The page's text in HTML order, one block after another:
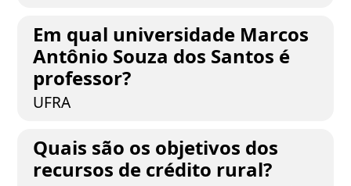
Em qual universidade Marcos
Antônio Souza dos Santos é
professor?
UFRA
Quais são os objetivos dos
recursos de crédito rural?